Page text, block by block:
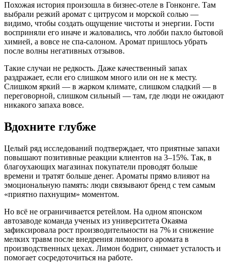
Похожая история произошла в бизнес-отеле в Гонконге. Там
выбрали резкий аромат с цитрусом и морской солью —
видимо, чтобы создать ощущение чистоты и энергии. Гости
восприняли его иначе и жаловались, что лобби пахло бытовой
химией, а вовсе не спа-салоном. Аромат пришлось убрать
после волны негативных отзывов.
Такие случаи не редкость. Даже качественный запах
раздражает, если его слишком много или он не к месту.
Слишком яркий — в жарком климате, слишком сладкий — в
переговорной, слишком сильный — там, где люди не ожидают
никакого запаха вовсе.
Вдохните глубже
Целый ряд исследований подтверждает, что приятные запахи
повышают позитивные реакции клиентов на 3–15%. Так, в
благоухающих магазинах покупатели проводят больше
времени и тратят больше денег. Ароматы прямо влияют на
эмоциональную память: люди связывают бренд с тем самым
«приятно пахнущим» моментом.
Но всё не ограничивается ретейлом. На одном японском
автозаводе команда ученых из университета Окаяма
зафиксировала рост производительности на 7% и снижение
мелких травм после внедрения лимонного аромата в
производственных цехах. Лимон бодрит, снимает усталость и
помогает сосредоточиться на работе.